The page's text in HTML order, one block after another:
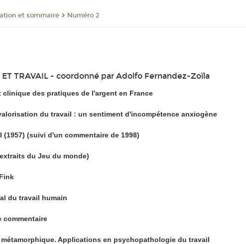
et sommaire Numéro 2
ET TRAVAIL - coordonné par Adolfo Fernandez-Zoïla
clinique des pratiques de l'argent en France
du travail : un sentiment d'incompétence anxiogène
(1957) (suivi d'un commentaire de 1998)
du Jeu du monde)
du travail humain
commentaire
métamorphique. Applications en psychopathologie du travail